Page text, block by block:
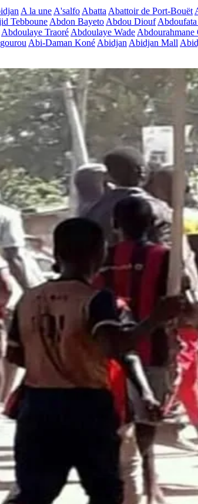
A la une A'salfo Abatta Abattoir de Port-Bouët
Tebboune Abdon Bayeto Abdou Diouf
Abdoulaye Traoré Abdoulaye Wade Abdourahmane
Abi-Daman Koné Abidjan Abidjan Mall